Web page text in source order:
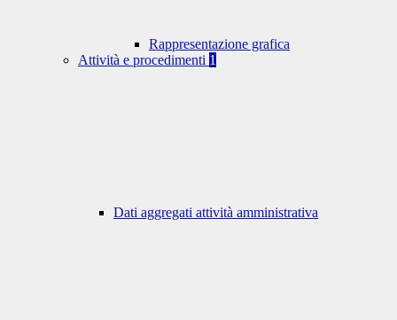
Rappresentazione grafica
Attività e procedimenti 1
Dati aggregati attività amministrativa